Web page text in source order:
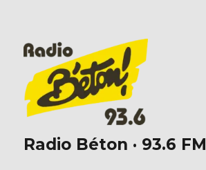
Radio Béton · 93.6 FM